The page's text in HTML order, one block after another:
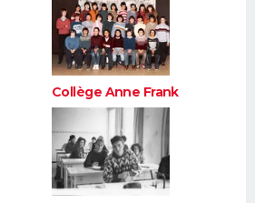
Collège Anne Frank